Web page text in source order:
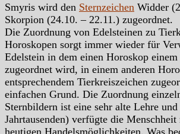
Smyris wird den Sternzeichen Widder
Skorpion (24.10. – 22.11.) zugeordnet.
Die Zuordnung von Edelsteinen zu
Horoskopen sorgt immer wieder für
Edelstein in dem einen Horoskop
zugeordnet wird, in einem anderen
entsprechendem Tierkreiszeichen
einfachen Grund. Die Zuordnung
Sternbildern ist eine sehr alte Lehre
Jahrtausenden) verfügte die
heutigen Handelsmöglichkeiten. Was